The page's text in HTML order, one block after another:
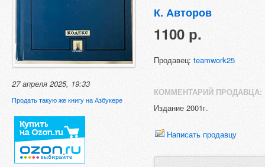
27 апреля 2025, 19:33
Продать такую же книгу на Азбукере
К. Авторов
1100 р.
Продавец: teamwork25
КОММЕНТАРИЙ ПРОДАВЦА:
Издание 2001г.
Написать продавцу